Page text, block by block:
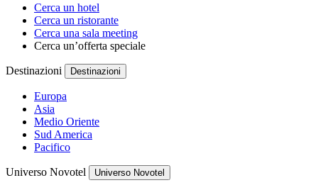
Cerca un hotel
Cerca un ristorante
Cerca una sala meeting
Cerca un’offerta speciale
Destinazioni Destinazioni
Europa
Asia
Medio Oriente
Sud America
Pacifico
Universo Novotel Universo Novotel